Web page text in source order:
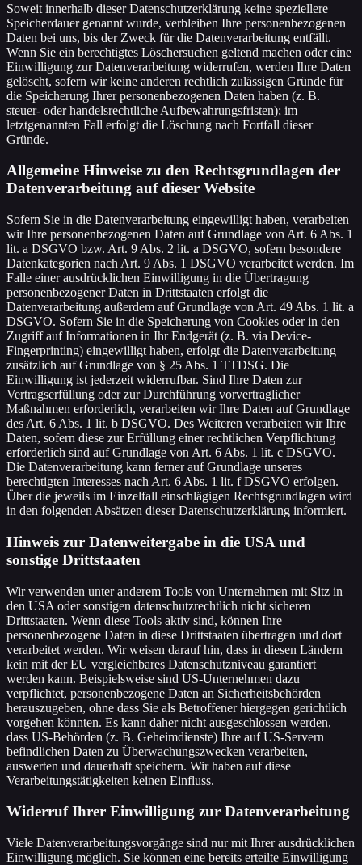
Soweit innerhalb dieser Datenschutzerklärung keine speziellere
Speicherdauer genannt wurde, verbleiben Ihre personenbezogenen
Daten bei uns, bis der Zweck für die Datenverarbeitung entfällt.
Wenn Sie ein berechtigtes Löschersuchen geltend machen oder eine
Einwilligung zur Datenverarbeitung widerrufen, werden Ihre Daten
gelöscht, sofern wir keine anderen rechtlich zulässigen Gründe für
die Speicherung Ihrer personenbezogenen Daten haben (z. B.
steuer- oder handelsrechtliche Aufbewahrungsfristen); im
letztgenannten Fall erfolgt die Löschung nach Fortfall dieser
Gründe.
Allgemeine Hinweise zu den Rechtsgrundlagen der
Datenverarbeitung auf dieser Website
Sofern Sie in die Datenverarbeitung eingewilligt haben, verarbeiten
wir Ihre personenbezogenen Daten auf Grundlage von Art. 6 Abs. 1
lit. a DSGVO bzw. Art. 9 Abs. 2 lit. a DSGVO, sofern besondere
Datenkategorien nach Art. 9 Abs. 1 DSGVO verarbeitet werden. Im
Falle einer ausdrücklichen Einwilligung in die Übertragung
personenbezogener Daten in Drittstaaten erfolgt die
Datenverarbeitung außerdem auf Grundlage von Art. 49 Abs. 1 lit. a
DSGVO. Sofern Sie in die Speicherung von Cookies oder in den
Zugriff auf Informationen in Ihr Endgerät (z. B. via Device-
Fingerprinting) eingewilligt haben, erfolgt die Datenverarbeitung
zusätzlich auf Grundlage von § 25 Abs. 1 TTDSG. Die
Einwilligung ist jederzeit widerrufbar. Sind Ihre Daten zur
Vertragserfüllung oder zur Durchführung vorvertraglicher
Maßnahmen erforderlich, verarbeiten wir Ihre Daten auf Grundlage
des Art. 6 Abs. 1 lit. b DSGVO. Des Weiteren verarbeiten wir Ihre
Daten, sofern diese zur Erfüllung einer rechtlichen Verpflichtung
erforderlich sind auf Grundlage von Art. 6 Abs. 1 lit. c DSGVO.
Die Datenverarbeitung kann ferner auf Grundlage unseres
berechtigten Interesses nach Art. 6 Abs. 1 lit. f DSGVO erfolgen.
Über die jeweils im Einzelfall einschlägigen Rechtsgrundlagen wird
in den folgenden Absätzen dieser Datenschutzerklärung informiert.
Hinweis zur Datenweitergabe in die USA und
sonstige Drittstaaten
Wir verwenden unter anderem Tools von Unternehmen mit Sitz in
den USA oder sonstigen datenschutzrechtlich nicht sicheren
Drittstaaten. Wenn diese Tools aktiv sind, können Ihre
personenbezogene Daten in diese Drittstaaten übertragen und dort
verarbeitet werden. Wir weisen darauf hin, dass in diesen Ländern
kein mit der EU vergleichbares Datenschutzniveau garantiert
werden kann. Beispielsweise sind US-Unternehmen dazu
verpflichtet, personenbezogene Daten an Sicherheitsbehörden
herauszugeben, ohne dass Sie als Betroffener hiergegen gerichtlich
vorgehen könnten. Es kann daher nicht ausgeschlossen werden,
dass US-Behörden (z. B. Geheimdienste) Ihre auf US-Servern
befindlichen Daten zu Überwachungszwecken verarbeiten,
auswerten und dauerhaft speichern. Wir haben auf diese
Verarbeitungstätigkeiten keinen Einfluss.
Widerruf Ihrer Einwilligung zur Datenverarbeitung
Viele Datenverarbeitungsvorgänge sind nur mit Ihrer ausdrücklichen
Einwilligung möglich. Sie können eine bereits erteilte Einwilligung